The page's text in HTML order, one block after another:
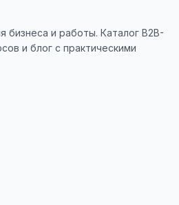
бизнеса и работы. Каталог B2B-
и блог с практическими